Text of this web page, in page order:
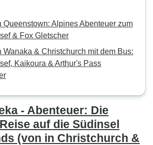
Queenstown: Alpines Abenteuer zum
& Fox Gletscher
Wanaka & Christchurch mit dem Bus:
Kaikoura & Arthur's Pass
- Abenteuer: Die
auf die Südinsel
(von in Christchurch &